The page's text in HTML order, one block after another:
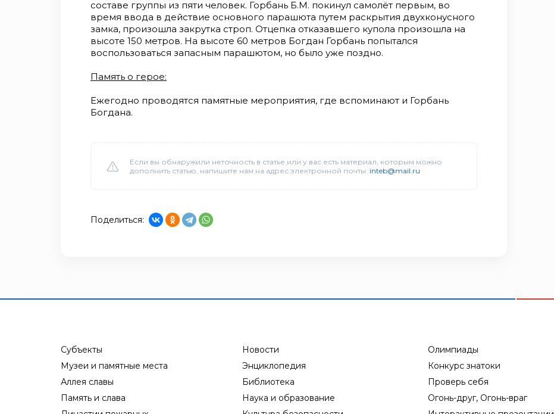
составе группы из пяти человек. Горбань Б.М. покинул самолёт первым, во
время ввода в действие основного парашюта путем раскрытия двухконусного
замка, произошла закрутка строп. Отцепка отказавшего купола произошла на
высоте 150 метров. На высоте 60 метров Богдан Горбань попытался
воспользоваться запасным парашютом, но было уже поздно.
Память о герое:
Ежегодно проводятся памятные мероприятия, где вспоминают и Горбань
Богдана.
Если вы обнаружили неточность в статье или у вас есть материал, которым можно
дополнить статью, напишите нам на адрес электронной почты: inteb@mail.ru
Поделиться:
Субъекты
Музеи и памятные места
Аллея славы
Память и слава
Новости
Энциклопедия
Библиотека
Наука и образование
Олимпиады
Конкурс знатоки
Проверь себя
Огонь-друг, Огонь-враг